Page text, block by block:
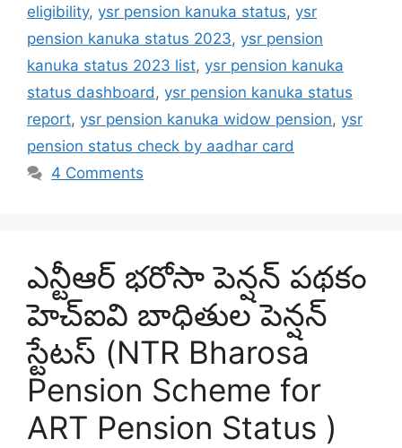
eligibility, ysr pension kanuka status, ysr
pension kanuka status 2023, ysr pension
kanuka status 2023 list, ysr pension kanuka
status dashboard, ysr pension kanuka status
report, ysr pension kanuka widow pension, ysr
pension status check by aadhar card
4 Comments
ఎన్టీఆర్ భరోసా పెన్షన్ పథకం
హెచ్ఐవి బాధితుల పెన్షన్
స్టేటస్ (NTR Bharosa
Pension Scheme for
ART Pension Status )